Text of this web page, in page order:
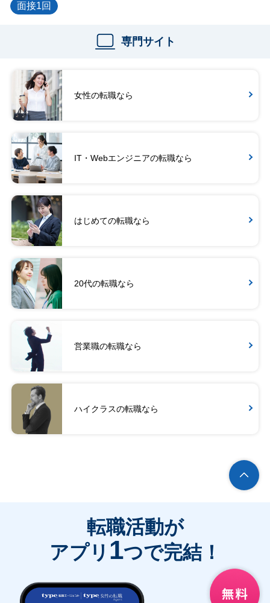
面接1回
専門サイト
女性の転職なら
IT・Webエンジニアの転職なら
はじめての転職なら
20代の転職なら
営業職の転職なら
ハイクラスの転職なら
転職活動が
アプリ 1つで完結！